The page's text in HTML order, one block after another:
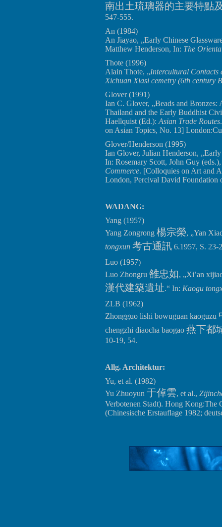
南出土琉璃器的主要特點
547-555.
An (1984)
An Jiayao, „Early Chinese
Matthew Henderson, In: The
Thote (1996)
Alain Thote, „Intercultural Contacts
Xichuan Xiasi cemetry (6th century
Glover (1991)
Ian C. Glover, „Beads and
Thailand and the Early Buddhist
Haellquist (Ed.): Asian Trade Routes
on Asian Topics, No. 13]
Glover/Henderson (1995)
Ian Glover, Julian Henderson,
In: Rosemary Scott, John Guy
Commerce. [Colloquies on Art and
London, Percival David Foundation
WADANG:
Yang (1957)
Yang Zongrong 楊宗榮, „Yan
tongxun 考古通訊 6.1957, S. 23-
Luo (1957)
Luo Zhongru 雒忠如, „Xi’an
漢代建築遺址.“ In: Kaogu
ZLB (1962)
Zhongguo lishi bowuguan kaoguzu
chengzhi diaocha baogao 燕下都
10-19, 54.
Allg. Architektur:
Yu, et al. (1982)
Yu Zhuoyun 于倬雲, et al.,
Verbotenen Stadt). Hong Kong:The
(Chinesische Erstauflage 1982;